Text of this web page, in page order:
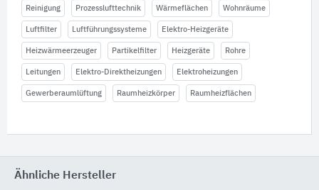
Reinigung Prozesslufttechnik Wärmeflächen Wohnräume
Luftfilter Luftführungssysteme Elektro-Heizgeräte
Heizwärmeerzeuger Partikelfilter Heizgeräte Rohre
Leitungen Elektro-Direktheizungen Elektroheizungen
Gewerberaumlüftung Raumheizkörper Raumheizflächen
Ähnliche Hersteller